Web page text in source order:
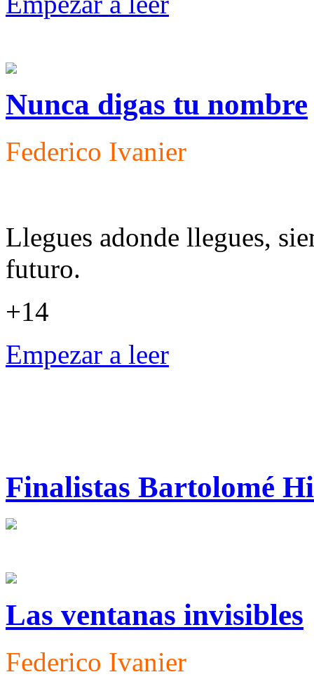
Nunca digas tu nombre
Federico Ivanier
Llegues adonde llegues,
futuro.
+14
Empezar a leer
Finalistas Bartolomé
Las ventanas invisibles
Federico Ivanier